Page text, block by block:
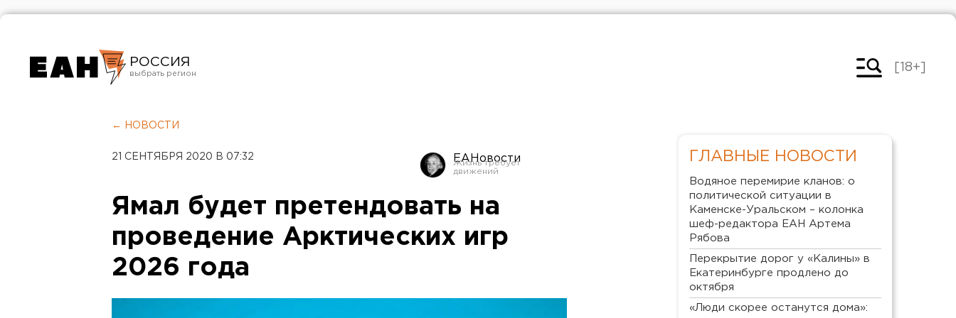
РОССИЯ
Челябинск
[18+]
← НОВОСТИ
21 СЕНТЯБРЯ 2020 В 07:32 ЕАНовости
Ямал будет претендовать на
проведение Арктических игр
2026 года
ГЛАВНЫЕ НОВОСТИ
Водяное перемирие кланов: о
политической ситуации в
Каменске-Уральском – колонка
шеф-редактора ЕАН Артема
Рябова
Перекрытие дорог у «Калины» в
Екатеринбурге продлено до
октября
«Люди скорее останутся дома»: